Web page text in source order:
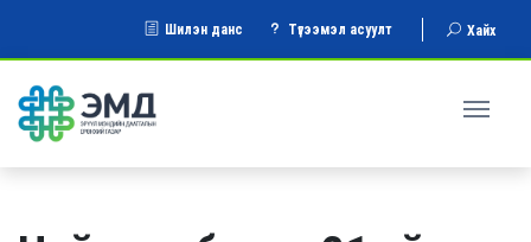
Шилэн данс Түгээмэл асуулт Хайх